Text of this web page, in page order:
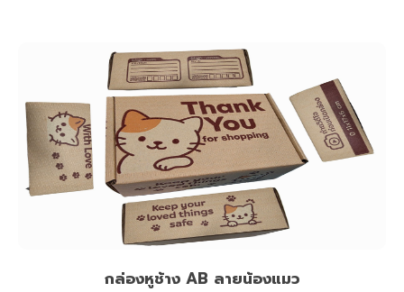
กล่องหูช้าง AB ลายน้องแมว